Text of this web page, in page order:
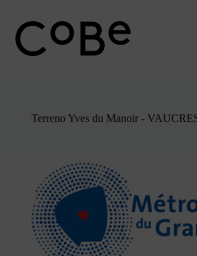
conteúdo
Terreno Yves du Manoir -